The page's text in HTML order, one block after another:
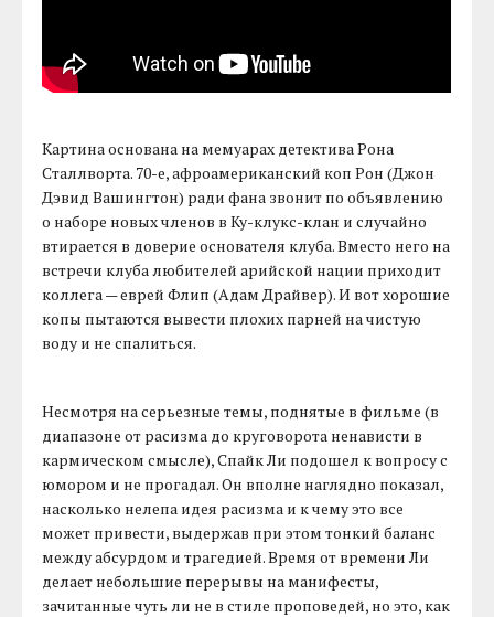
Картина основана на мемуарах детектива Рона
Сталлворта. 70-е, афроамериканский коп Рон (Джон
Дэвид Вашингтон) ради фана звонит по объявлению
о наборе новых членов в Ку-клукс-клан и случайно
втирается в доверие основателя клуба. Вместо него на
встречи клуба любителей арийской нации приходит
коллега — еврей Флип (Адам Драйвер). И вот хорошие
копы пытаются вывести плохих парней на чистую
воду и не спалиться.
Несмотря на серьезные темы, поднятые в фильме (в
диапазоне от расизма до круговорота ненависти в
кармическом смысле), Спайк Ли подошел к вопросу с
юмором и не прогадал. Он вполне наглядно показал,
насколько нелепа идея расизма и к чему это все
может привести, выдержав при этом тонкий баланс
между абсурдом и трагедией. Время от времени Ли
делает небольшие перерывы на манифесты,
зачитанные чуть ли не в стиле проповедей, но это, как